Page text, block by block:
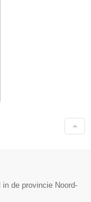
de provincie Noord-